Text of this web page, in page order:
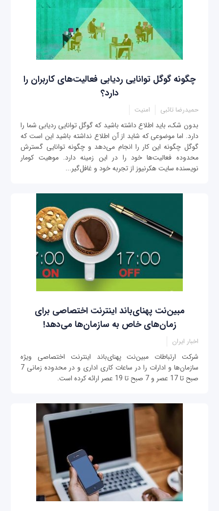
چگونه گوگل توانایی ردیابی فعالیت‌های کاربران را
دارد؟
حمیدرضا تائبی امنیت
بدون شک، باید اطلاع داشته باشید که گوگل توانایی ردیابی شما را
دارد. اما موضوعی که شاید از آن اطلاع نداشته باشید این است که
گوگل چگونه این کار را انجام می‌دهد و چگونه توانایی گسترش
محدوده فعالیت‌ها خود را در این زمینه دارد. موهیت کومار
نویسنده سایت هکرنیوز از تجربه خود و غافل‌گیر...
مبین‌نت پهنای‌باند اینترنت اختصاصی برای
زمان‌های خاص به سازمان‌ها می‌دهد!
اخبار ایران
شرکت ارتباطات مبین‌نت پهنای‌باند اینترنت اختصاصی ویژه
سازمان‌ها و ادارات را در ساعات کاری اداری و در محدوده زمانی 7
صبح تا 17 عصر و 7 صبح تا 19 عصر ارائه کرده است.